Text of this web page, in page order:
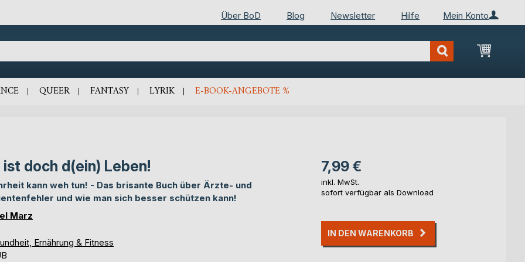
Mein Konto
Über BoD Blog Newsletter Hilfe
Mein
QUEER FANTASY LYRIK E-BOOK-ANGEBOTE %
ist doch d(ein) Leben!
kann weh tun! - Das brisante Buch über Ärzte- und
und wie man sich besser schützen kann!
Marz
Ernährung & Fitness
7,99 €
inkl. MwSt.
sofort verfügbar als Download
IN DEN WARENKORB